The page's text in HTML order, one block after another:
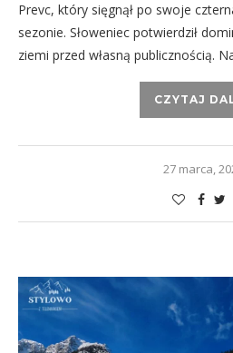
Prevc, który sięgnął po swoje
sezonie. Słoweniec potwierdził
ziemi przed własną publicznością.
CZYTAJ
27 marca,